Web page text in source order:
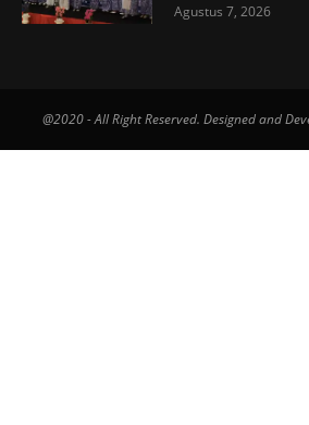
Agustus 7, 2026
@2020 - All Right Reserved. Designed and